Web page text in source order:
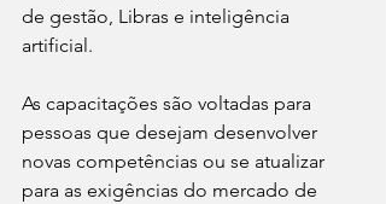
de gestão, Libras e inteligência
artificial.
As capacitações são voltadas para
pessoas que desejam desenvolver
novas competências ou se atualizar
para as exigências do mercado de